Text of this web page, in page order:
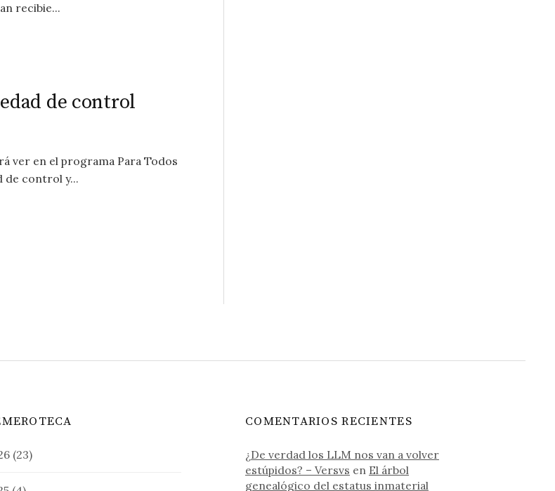
recibie...
de control
ver en el programa Para Todos
de control y...
(23)
COMENTARIOS RECIENTES
¿De verdad los LLM nos van a volver
estúpidos? – Versvs en El árbol
genealógico del estatus inmaterial